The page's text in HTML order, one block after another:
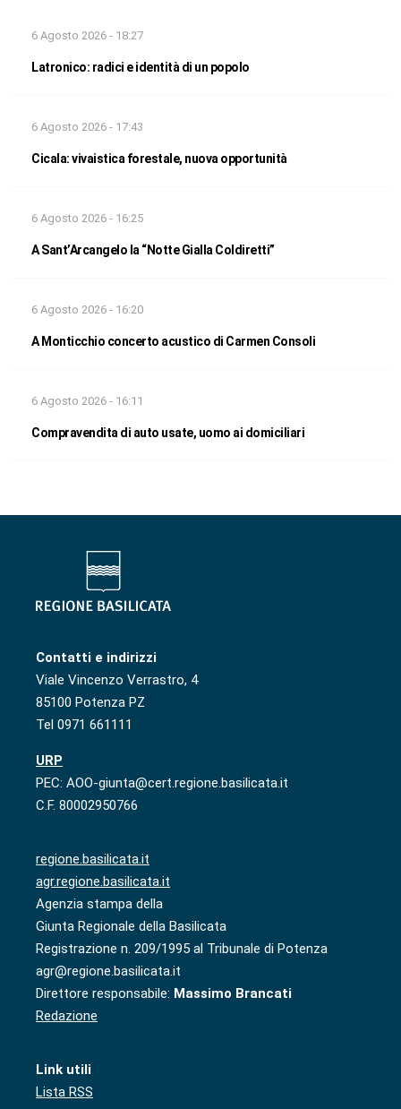
6 Agosto 2026 - 18:27
Latronico: radici e identità di un popolo
6 Agosto 2026 - 17:43
Cicala: vivaistica forestale, nuova opportunità
6 Agosto 2026 - 16:25
A Sant’Arcangelo la “Notte Gialla Coldiretti”
6 Agosto 2026 - 16:20
A Monticchio concerto acustico di Carmen Consoli
6 Agosto 2026 - 16:11
Compravendita di auto usate, uomo ai domiciliari
Contatti e indirizzi
Viale Vincenzo Verrastro, 4
85100 Potenza PZ
Tel 0971 661111
URP
PEC: AOO-giunta@cert.regione.basilicata.it
C.F. 80002950766
regione.basilicata.it
agr.regione.basilicata.it
Agenzia stampa della
Giunta Regionale della Basilicata
Registrazione n. 209/1995 al Tribunale di Potenza
agr@regione.basilicata.it
Direttore responsabile: Massimo Brancati
Redazione
Link utili
Lista RSS